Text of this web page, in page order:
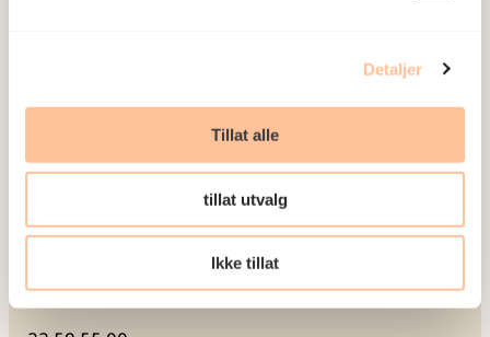
Detaljer
Tillat alle
tillat utvalg
Ikke tillat
Gullhaugveien 1-3
Kontakt